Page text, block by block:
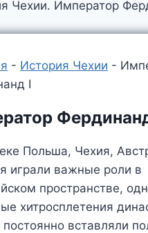
- История Чехии -
I
Польша, Чехия,
играли важные роли в
пространстве,
хитросплетения
вставляли